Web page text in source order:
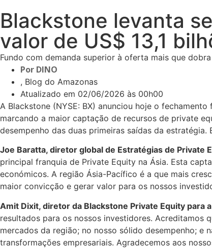
Blackstone levanta
valor de US$ 13,1
Fundo com demanda superior à oferta mais que
Por DINO
, Blog do Amazonas
Atualizado em 02/06/2026 às 00h00
A Blackstone (NYSE: BX) anunciou hoje o
marcando a maior captação de recursos de private
desempenho das duas primeiras saídas da
Joe Baratta, diretor global de Estratégias de Private
principal franquia de Private Equity na Ásia. Esta
económicos. A região Ásia-Pacífico é a que mais
maior convicção e gerar valor para os nossos
Amit Dixit, diretor da Blackstone Private Equity para
resultados para os nossos investidores. Acreditamos
mercados da região; no nosso sólido desempenho;
transformações empresariais. Agradecemos aos